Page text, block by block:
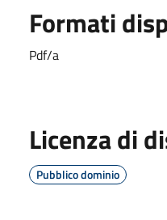
Formati
Pdf/a
Licenza di
Pubblico dominio